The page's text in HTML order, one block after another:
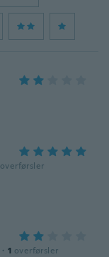
overførsler
· 1 overførsler